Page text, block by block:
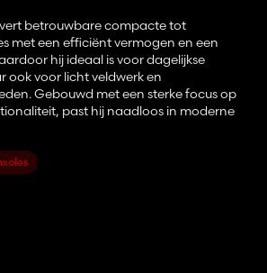
betrouwbare compacte tot
met een efficiënt vermogen en een
hij ideaal is voor dagelijkse
ook voor licht veldwerk en
Gebouwd met een sterke focus op
past hij naadloos in moderne
waar wendbaarheid en efficiëntie het